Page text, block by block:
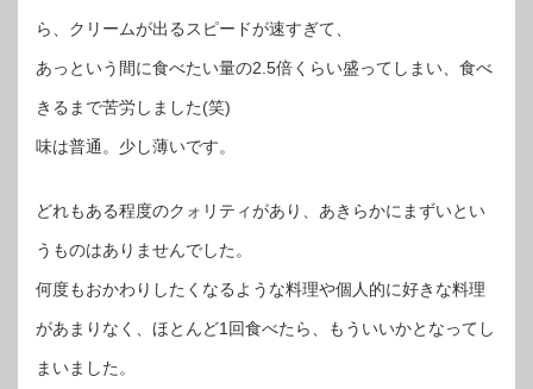
ら、クリームが出るスピードが速すぎて、
あっという間に食べたい量の2.5倍くらい盛ってしまい、食べ
きるまで苦労しました(笑)
味は普通。少し薄いです。
どれもある程度のクォリティがあり、あきらかにまずいとい
うものはありませんでした。
何度もおかわりしたくなるような料理や個人的に好きな料理
があまりなく、ほとんど1回食べたら、もういいかとなってし
まいました。